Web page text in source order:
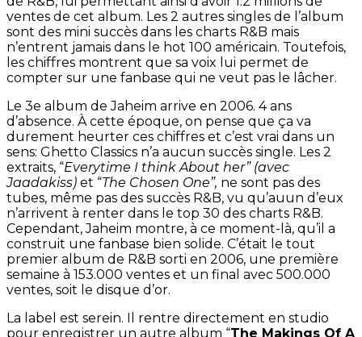
ventes de cet album. Les 2 autres singles de l’album
sont des mini succès dans les charts R&B mais
n’entrent jamais dans le hot 100 américain. Toutefois,
les chiffres montrent que sa voix lui permet de
compter sur une fanbase qui ne veut pas le lâcher.
Le 3e album de Jaheim arrive en 2006. 4 ans
d’absence. À cette époque, on pense que ça va
durement heurter ces chiffres et c’est vrai dans un
sens: Ghetto Classics n’a aucun succès single. Les 2
extraits, “Everytime I think About her” (avec
Jaadakiss) et “The Chosen One”, ne sont pas des
tubes, même pas des succès R&B, vu qu’auun d’eux
n’arrivent à renter dans le top 30 des charts R&B.
Cependant, Jaheim montre, à ce moment-là, qu’il a
construit une fanbase bien solide. C’était le tout
premier album de R&B sorti en 2006, une première
semaine à 153.000 ventes et un final avec 500.000
ventes, soit le disque d’or.
La label est serein. Il rentre directement en studio
pour enregistrer un autre album “The Makings Of A